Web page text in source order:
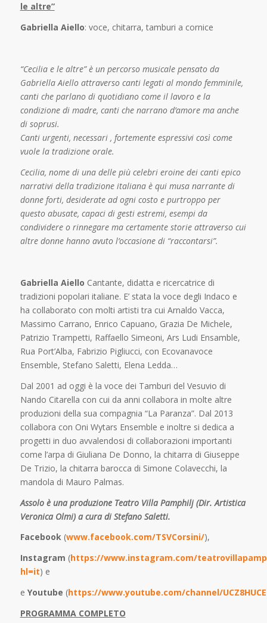
le altre”
Gabriella Aiello: voce, chitarra, tamburi a cornice
“Cecilia e le altre” è un percorso musicale pensato da
Gabriella Aiello attraverso canti legati al mondo femminile,
canti che parlano di quotidiano come il lavoro e la
condizione di madre, canti che narrano d’amore ma anche
di soprusi.
Canti urgenti, necessari , fortemente espressivi così come
vuole la tradizione orale.
Cecilia, nome di una delle più celebri eroine dei canti epico
narrativi della tradizione italiana è qui musa narrante di
donne forti, desiderate ad ogni costo e purtroppo per
questo abusate, capaci di gesti estremi, esempi da
condividere o rinnegare ma certamente storie attraverso cui
altre donne hanno avuto l’occasione di “raccontarsi”.
Gabriella Aiello Cantante, didatta e ricercatrice di
tradizioni popolari italiane. E’ stata la voce degli Indaco e
ha collaborato con molti artisti tra cui Arnaldo Vacca,
Massimo Carrano, Enrico Capuano, Grazia De Michele,
Patrizio Trampetti, Raffaello Simeoni, Ars Ludi Ensamble,
Rua Port’Alba, Fabrizio Pigliucci, con Ecovanavoce
Ensemble, Stefano Saletti, Elena Ledda…
Dal 2001 ad oggi è la voce dei Tamburi del Vesuvio di
Nando Citarella con cui da anni collabora in molte altre
produzioni della sua compagnia “La Paranza”. Dal 2013
collabora con Oni Wytars Ensemble e inoltre si dedica a
progetti in duo avvalendosi di collaborazioni importanti
come l’arpa di Giuliana De Donno, la chitarra di Giuseppe
De Trizio, la chitarra barocca di Simone Colavecchi, la
mandola di Mauro Palmas.
Assolo è una produzione Teatro Villa Pamphilj (Dir. Artistica
Veronica Olmi) a cura di Stefano Saletti.
Facebook (www.facebook.com/TSVCorsini/),
Instagram (https://www.instagram.com/
hl=it) e
e Youtube (https://www.youtube.com/channel/
PROGRAMMA COMPLETO